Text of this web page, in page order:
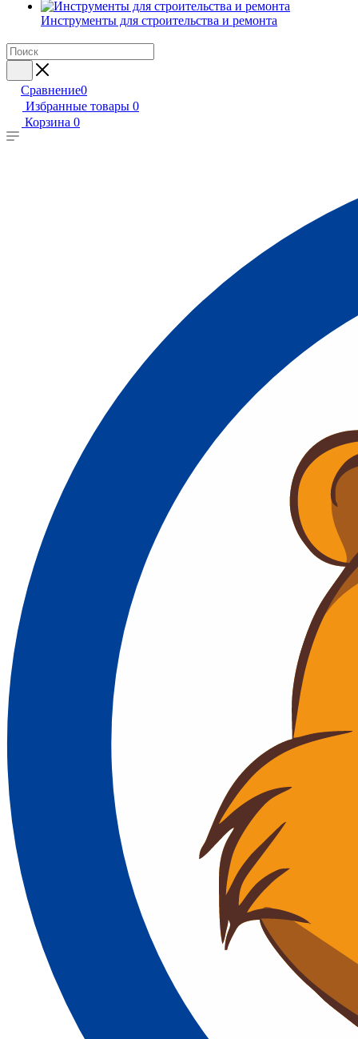
Инструменты для строительства и ремонта
Сравнение0
Избранные товары 0
Корзина 0